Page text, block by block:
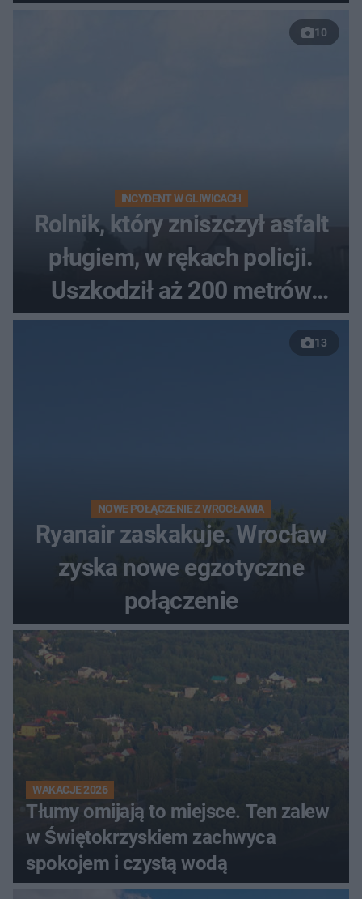
nagrania z kamer
10
INCYDENT W GLIWICACH
Rolnik, który zniszczył asfalt
pługiem, w rękach policji.
Uszkodził aż 200 metrów
nowej drogi
13
NOWE POŁĄCZENIE Z WROCŁAWIA
Ryanair zaskakuje. Wrocław
zyska nowe egzotyczne
połączenie
WAKACJE 2026
Tłumy omijają to miejsce. Ten zalew
w Świętokrzyskiem zachwyca
spokojem i czystą wodą